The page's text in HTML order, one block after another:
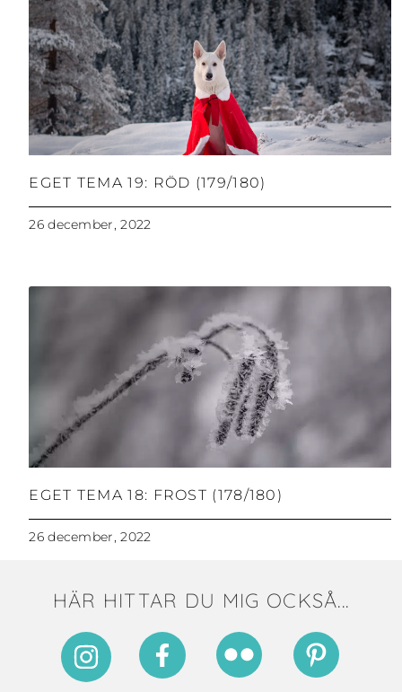
EGET TEMA 19: RÖD (179/180)
26 december, 2022
EGET TEMA 18: FROST (178/180)
26 december, 2022
HÄR HITTAR DU MIG OCKSÅ...